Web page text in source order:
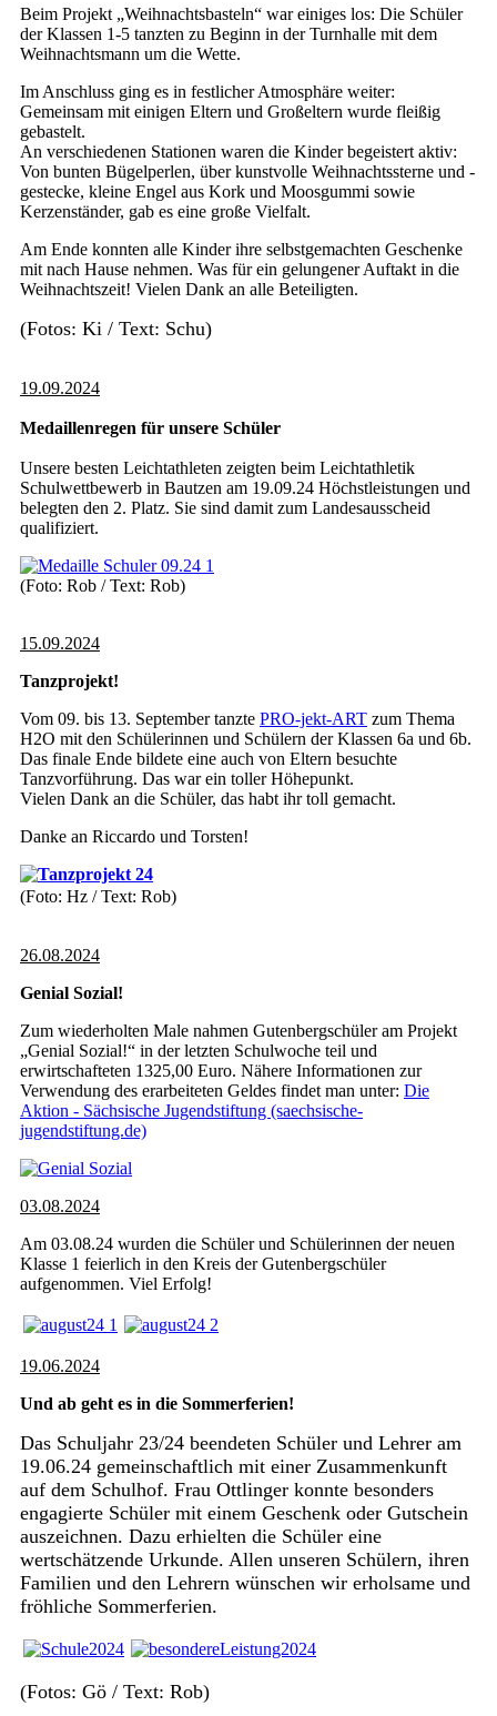
Beim Projekt „Weihnachtsbasteln“ war einiges los: Die Schüler
der Klassen 1-5 tanzten zu Beginn in der Turnhalle mit dem
Weihnachtsmann um die Wette.
Im Anschluss ging es in festlicher Atmosphäre weiter:
Gemeinsam mit einigen Eltern und Großeltern wurde fleißig
gebastelt.
An verschiedenen Stationen waren die Kinder begeistert aktiv:
Von bunten Bügelperlen, über kunstvolle Weihnachtssterne und -
gestecke, kleine Engel aus Kork und Moosgummi sowie
Kerzenständer, gab es eine große Vielfalt.
Am Ende konnten alle Kinder ihre selbstgemachten Geschenke
mit nach Hause nehmen. Was für ein gelungener Auftakt in die
Weihnachtszeit! Vielen Dank an alle Beteiligten.
(Fotos: Ki / Text: Schu)
19.09.2024
Medaillenregen für unsere Schüler
Unsere besten Leichtathleten zeigten beim Leichtathletik
Schulwettbewerb in Bautzen am 19.09.24 Höchstleistungen und
belegten den 2. Platz. Sie sind damit zum Landesausscheid
qualifiziert.
(Foto: Rob / Text: Rob)
15.09.2024
Tanzprojekt!
Vom 09. bis 13. September tanzte PRO-jekt-ART zum Thema
H2O mit den Schülerinnen und Schülern der Klassen 6a und 6b.
Das finale Ende bildete eine auch von Eltern besuchte
Tanzvorführung. Das war ein toller Höhepunkt.
Vielen Dank an die Schüler, das habt ihr toll gemacht.
Danke an Riccardo und Torsten!
(Foto: Hz / Text: Rob)
26.08.2024
Genial Sozial!
Zum wiederholten Male nahmen Gutenbergschüler am Projekt
„Genial Sozial!“ in der letzten Schulwoche teil und
erwirtschafteten 1325,00 Euro. Nähere Informationen zur
Verwendung des erarbeiteten Geldes findet man unter: Die
Aktion - Sächsische Jugendstiftung (saechsische-
jugendstiftung.de)
03.08.2024
Am 03.08.24 wurden die Schüler und Schülerinnen der neuen
Klasse 1 feierlich in den Kreis der Gutenbergschüler
aufgenommen. Viel Erfolg!
19.06.2024
Und ab geht es in die Sommerferien!
Das Schuljahr 23/24 beendeten Schüler und Lehrer am
19.06.24 gemeinschaftlich mit einer Zusammenkunft
auf dem Schulhof. Frau Ottlinger konnte besonders
engagierte Schüler mit einem Geschenk oder Gutschein
auszeichnen. Dazu erhielten die Schüler eine
wertschätzende Urkunde. Allen unseren Schülern, ihren
Familien und den Lehrern wünschen wir erholsame und
fröhliche Sommerferien.
(Fotos: Gö / Text: Rob)